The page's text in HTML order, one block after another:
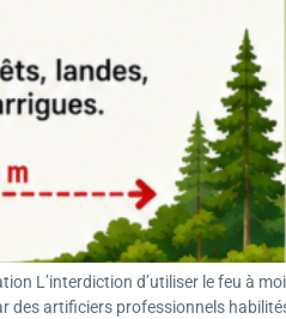
L’interdiction d’utiliser le feu à
des artificiers professionnels